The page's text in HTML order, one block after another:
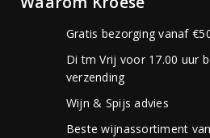
Gratis bezorging vanaf
Di tm Vrij voor 17.00 uur
verzending
Wijn & Spijs advies
Beste wijnassortiment